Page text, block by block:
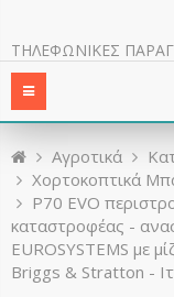
ΤΗΛΕΦΩΝΙΚΕΣ
Aγροτικά
Χορτοκοπτικά
P70 EVO
καταστροφέας -
EUROSYSTEMS με
Briggs & Stratton -